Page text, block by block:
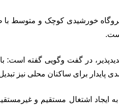
خورشیدی کوچک و متوسط
در گفت وگویی گفته است:
پایدار برای ساکنان محلی نیز
به ایجاد اشتغال مستقیم و